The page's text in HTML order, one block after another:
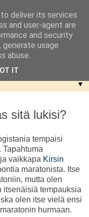
▼
sitä lukisi?
tempaisi
ja vaikkapa Kirsin
maratonista. Itse
mutta olen
itsenäisiä tempauksia
olen itse vielä ensi
hurmaan.
deliver its services
and user-agent are
and security
usage
abuse.
IT